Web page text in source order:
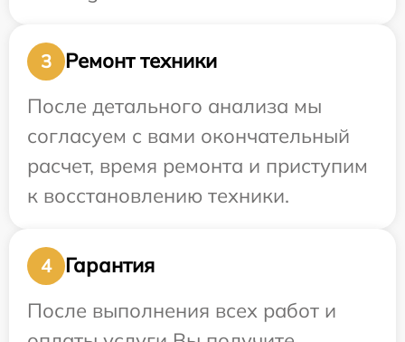
3
Ремонт техники
После детального анализа мы
согласуем с вами окончательный
расчет, время ремонта и приступим
к восстановлению техники.
4
Гарантия
После выполнения всех работ и